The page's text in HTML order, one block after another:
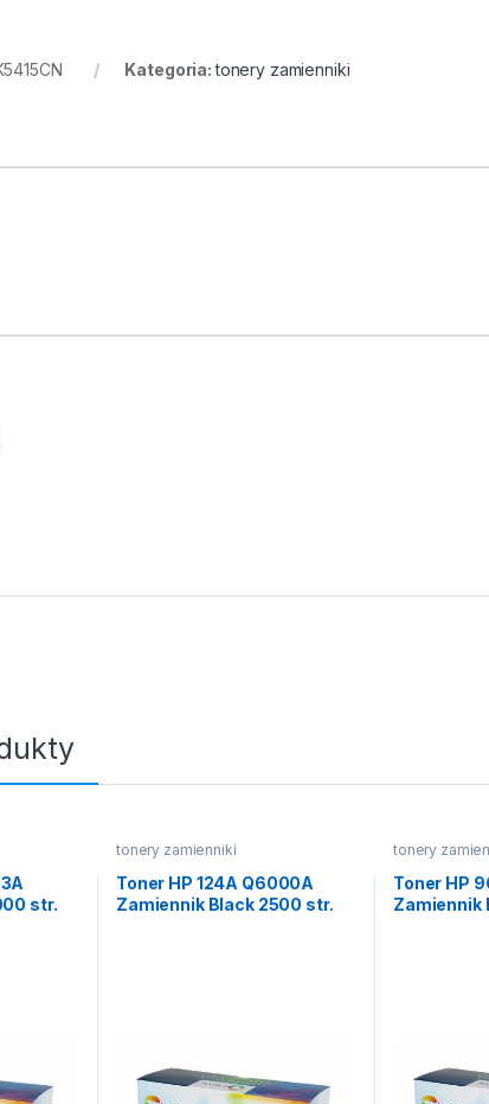
Kategoria:tonery zamienniki
str.
tonery zamienniki
Toner HP 124A Q6000A
Zamiennik Black 2500 str.
tonery
Toner HP
Zamiennik